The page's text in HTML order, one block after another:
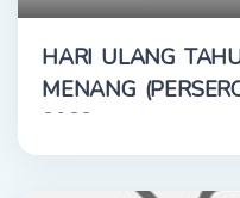
HARI ULANG
MENANG
2022